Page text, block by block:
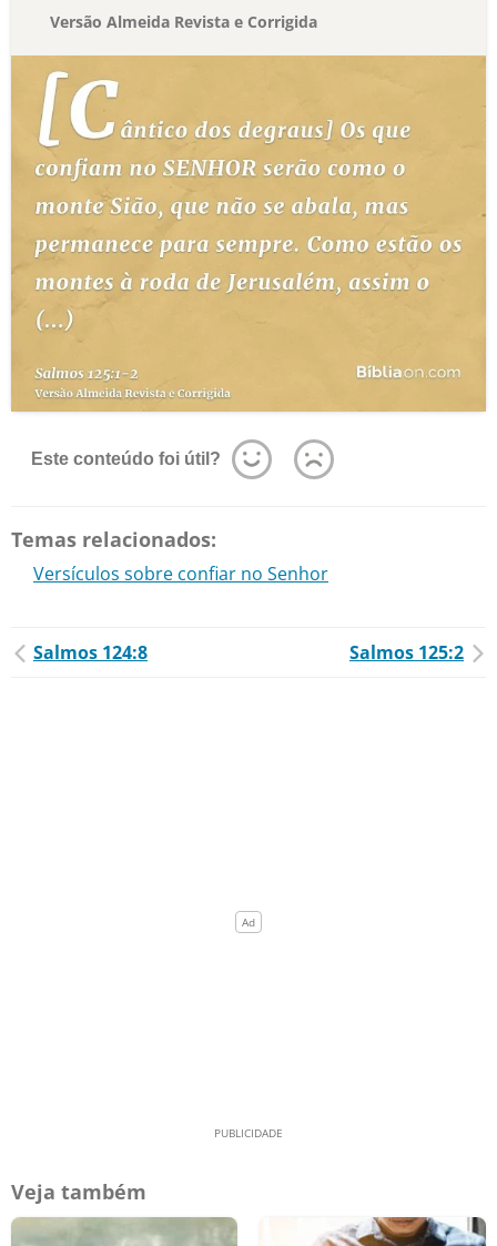
Versão Almeida Revista e Corrigida
Este conteúdo foi útil?
Temas relacionados:
Versículos sobre confiar no Senhor
Salmos 124:8 Salmos 125:2
Veja também